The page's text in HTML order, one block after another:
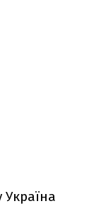
Україна